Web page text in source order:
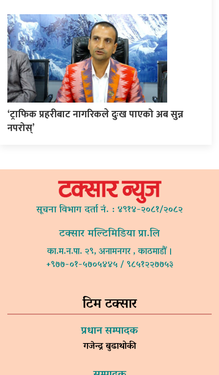
‘ट्राफिक प्रहरीबाट नागरिकले दुःख पाएको अब सुन्न
नपरोस्’
सूचना विभाग दर्ता नं. : ४९१४-२०८१/२०८२
टक्सार मल्टिमिडिया प्रा.लि
का.म.न.पा. २९, अनामनगर , काठमाडौं ।
+९७७-०१-५७०५४४५ / ९८५१२२७७५३
टिम टक्सार
प्रधान सम्पादक
गजेन्द्र बुढाथोकी